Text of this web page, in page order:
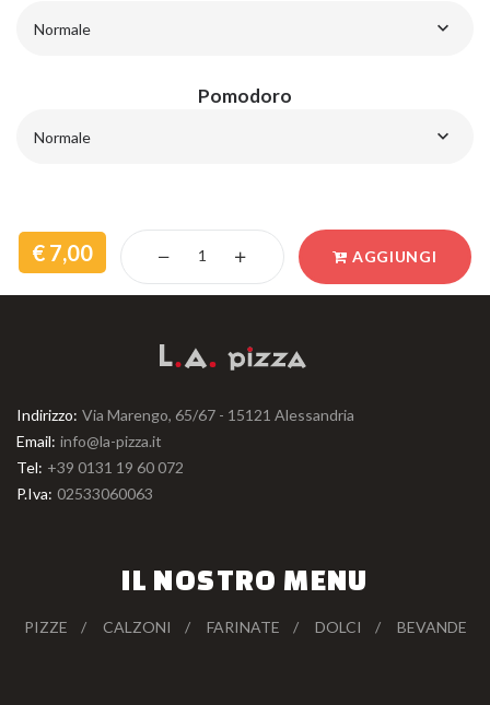
Normale
Pomodoro
Normale
7,00 AGGIUNGI
Indirizzo: Via Marengo, 65/67 - 15121 Alessandria
Email: info@la-pizza.it
Tel: +39 0131 19 60 072
P.Iva: 02533060063
IL NOSTRO MENU
PIZZE CALZONI FARINATE DOLCI BEVANDE